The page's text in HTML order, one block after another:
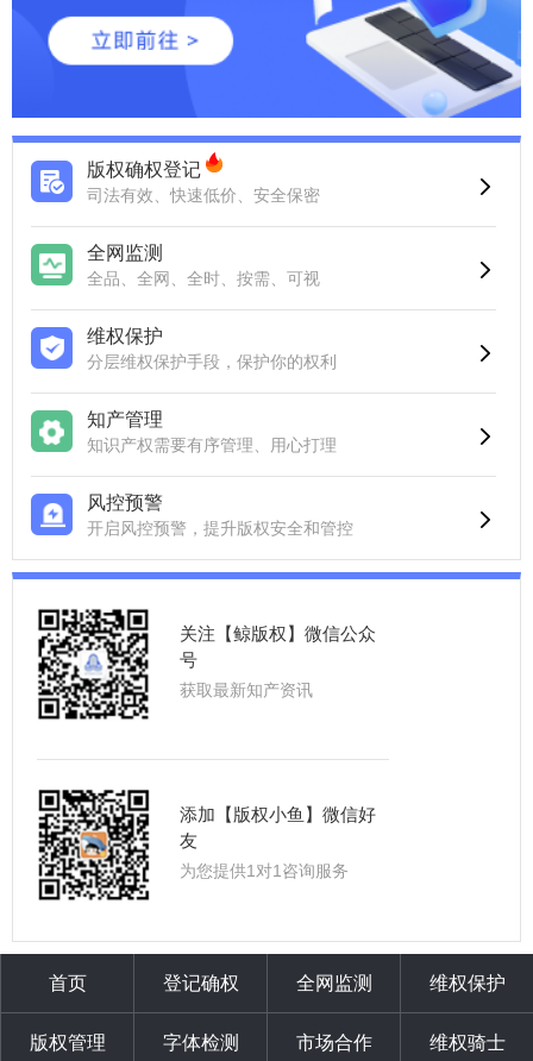
版权确权登记
司法有效、快速低价、安全保密
全网监测
全品、全网、全时、按需、可视
维权保护
分层维权保护手段，保护你的权利
知产管理
知识产权需要有序管理、用心打理
风控预警
开启风控预警，提升版权安全和管控
关注【鲸版权】微信公众
号
获取最新知产资讯
添加【版权小鱼】微信好
友
为您提供1对1咨询服务
首页 登记确权 全网监测 维权保护
版权管理 字体检测 市场合作 维权骑士